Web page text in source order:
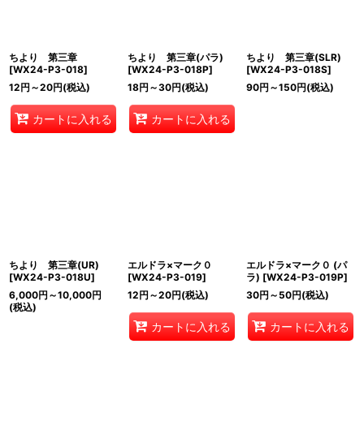
ちより 第三章
[WX24-P3-018]
12円 ～20円(税込)
カートに入れる
ちより 第三章(パラ)
[WX24-P3-018P]
18円 ～30円(税込)
カートに入れる
ちより 第三章(SLR)
[WX24-P3-018S]
90円 ～150円(税込)
ちより 第三章(UR)
[WX24-P3-018U]
6,000円 ～10,000円
(税込)
エルドラ×マーク０
[WX24-P3-019]
12円 ～20円(税込)
カートに入れる
エルドラ×マーク０ (パ
ラ) [WX24-P3-019P]
30円 ～50円(税込)
カートに入れる